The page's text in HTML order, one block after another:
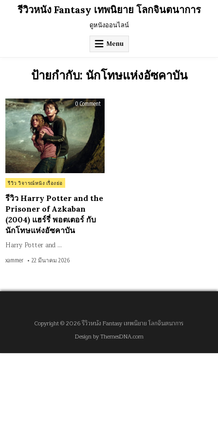
รีวิวหนัง Fantasy เทพนิยาย โลกจินตนาการ
ดูหนังออนไลน์
Menu
ป้ายกำกับ: นักโทษแห่งอัซคาบัน
0 Commenton
the
Prisoner
of
Azkaban
(2004)
แฮร์
รี่
พอต
แห่
งอัซ
Posted
in
รีวิว วิจารณ์หนัง เรื่องย่อ
รีวิว Harry Potter and the
Prisoner of Azkaban
(2004) แฮร์รี่ พอตเตอร์ กับ
นักโทษแห่งอัซคาบัน
Harry Potter and …
xammer 22 มีนาคม 2026
Copyright © 2026 รีวิวหนัง Fantasy เทพนิยาย โลกจินตนาการ
Design by ThemesDNA.com